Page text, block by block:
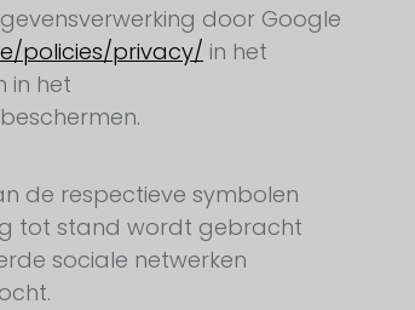
door Google
policies/privacy/ in het
in het
de respectieve symbolen
tot stand wordt gebracht
sociale netwerken